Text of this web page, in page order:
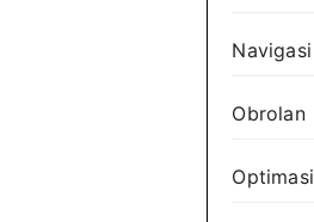
Navigasi
Obrolan
Optimasi